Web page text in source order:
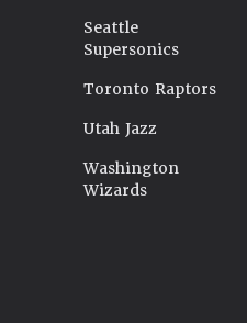
Seattle
Supersonics
Toronto Raptors
Utah Jazz
Washington
Wizards